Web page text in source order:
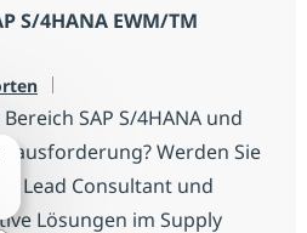
S/4HANA EWM/TM
SAP S/4HANA und
Werden Sie
Lead Consultant und
Lösungen im Supply
Benachrichtigung